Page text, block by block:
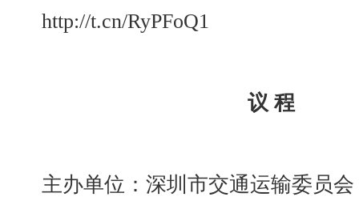
http://t.cn/RyPFoQ1
议 程
主办单位：深圳市交通运输委员会